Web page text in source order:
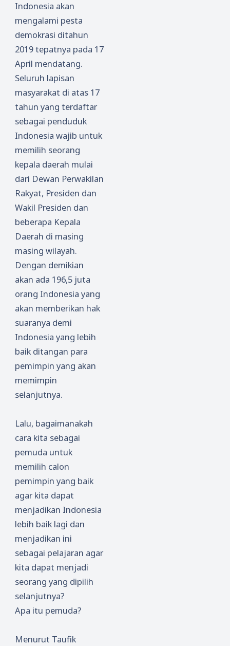
Indonesia akan
mengalami pesta
demokrasi ditahun
2019 tepatnya pada 17
April mendatang.
Seluruh lapisan
masyarakat di atas 17
tahun yang terdaftar
sebagai penduduk
Indonesia wajib untuk
memilih seorang
kepala daerah mulai
dari Dewan Perwakilan
Rakyat, Presiden dan
Wakil Presiden dan
beberapa Kepala
Daerah di masing
masing wilayah.
Dengan demikian
akan ada 196,5 juta
orang Indonesia yang
akan memberikan hak
suaranya demi
Indonesia yang lebih
baik ditangan para
pemimpin yang akan
memimpin
selanjutnya.
Lalu, bagaimanakah
cara kita sebagai
pemuda untuk
memilih calon
pemimpin yang baik
agar kita dapat
menjadikan Indonesia
lebih baik lagi dan
menjadikan ini
sebagai pelajaran agar
kita dapat menjadi
seorang yang dipilih
selanjutnya?
Apa itu pemuda?
Menurut Taufik